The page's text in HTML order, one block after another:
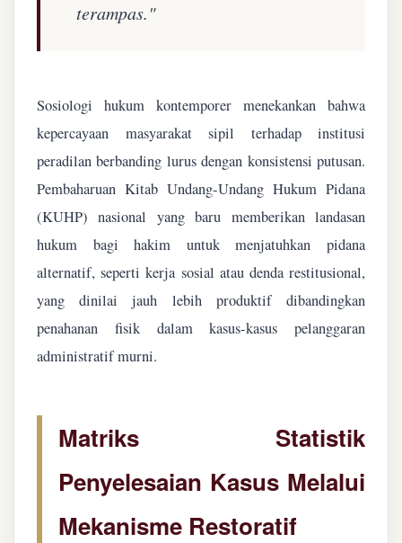
terampas."
Sosiologi hukum kontemporer menekankan bahwa
kepercayaan masyarakat sipil terhadap institusi
peradilan berbanding lurus dengan konsistensi putusan.
Pembaharuan Kitab Undang-Undang Hukum Pidana
(KUHP) nasional yang baru memberikan landasan
hukum bagi hakim untuk menjatuhkan pidana
alternatif, seperti kerja sosial atau denda restitusional,
yang dinilai jauh lebih produktif dibandingkan
penahanan fisik dalam kasus-kasus pelanggaran
administratif murni.
Matriks Statistik
Penyelesaian Kasus Melalui
Mekanisme Restoratif